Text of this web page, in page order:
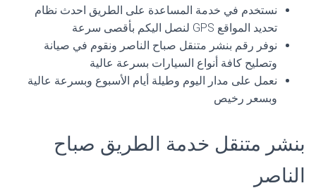
نستخدم في خدمة المساعدة على الطريق احدث نظام
تحديد المواقع GPS لنصل اليكم بأقصى سرعة
نوفر رقم بنشر متنقل صباح الناصر ونقوم في صيانة
وتصليح كافة أنواع السيارات بسرعة عالية
نعمل على مدار اليوم وطيلة أيام الأسبوع وبسرعة عالية
وبسعر رخيص
بنشر متنقل خدمة الطريق صباح
الناصر